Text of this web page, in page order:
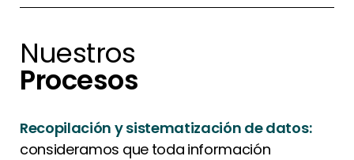
Nuestros
Procesos
Recopilación y sistematización de datos:
consideramos que toda información